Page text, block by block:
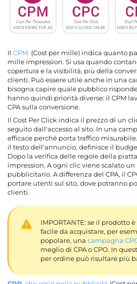
Il CPM (Cost per mille) indica quanto
mille impression. Si usa quando
copertura e la visibilità, più della
clienti. Può essere utile anche in una
bisogna capire quale pubblico
hanno quindi priorità diverse: il CPM
CPA sulla conversione.
Il Cost Per Click indica il prezzo di un
seguito dall'accesso al sito. In una
efficace perché porta traffico
il testo dell'annuncio, definisce il
Dopo la verifica delle regole della
impression. A ogni clic viene scalato
pubblicitario. A differenza del CPA, il
portare utenti sul sito, dove potranno
clienti.
IMPORTANTE: se il prodotto
facile da acquistare, per
popolare, una campagna
meglio di CPA o CPO. In
per ordine può risultare più